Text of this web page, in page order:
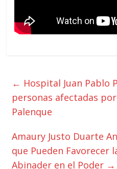
← Hospital Juan Pablo
personas afectadas
Palenque
Amaury Justo Duarte
que Pueden Favorecer
Abinader en el Poder →